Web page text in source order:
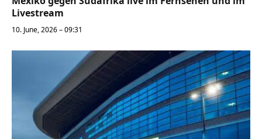
Livestream
10. June, 2026 – 09:31